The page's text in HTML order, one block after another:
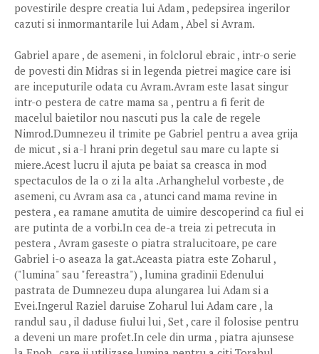
povestirile despre creatia lui Adam , pedepsirea ingerilor
cazuti si inmormantarile lui Adam , Abel si Avram.
Gabriel apare , de asemeni , in folclorul ebraic , intr-o serie
de povesti din Midras si in legenda pietrei magice care isi
are inceputurile odata cu Avram.Avram este lasat singur
intr-o pestera de catre mama sa , pentru a fi ferit de
macelul baietilor nou nascuti pus la cale de regele
Nimrod.Dumnezeu il trimite pe Gabriel pentru a avea grija
de micut , si a-l hrani prin degetul sau mare cu lapte si
miere.Acest lucru il ajuta pe baiat sa creasca in mod
spectaculos de la o zi la alta .Arhanghelul vorbeste , de
asemeni, cu Avram asa ca , atunci cand mama revine in
pestera , ea ramane amutita de uimire descoperind ca fiul ei
are putinta de a vorbi.In cea de-a treia zi petrecuta in
pestera , Avram gaseste o piatra stralucitoare, pe care
Gabriel i-o aseaza la gat.Aceasta piatra este Zoharul ,
("lumina" sau "fereastra") , lumina gradinii Edenului
pastrata de Dumnezeu dupa alungarea lui Adam si a
Evei.Ingerul Raziel daruise Zoharul lui Adam care , la
randul sau , il daduse fiului lui , Set , care il folosise pentru
a deveni un mare profet.In cele din urma , piatra ajunsese